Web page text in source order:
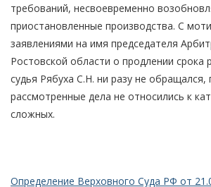
требований, несвоевременно
приостановленные производства. С
заявлениями на имя председателя
Ростовской области о продлении срока
судья Рябуха С.Н. ни разу не обращался,
рассмотренные дела не относились к
сложных.
Определение Верховного Суда РФ от